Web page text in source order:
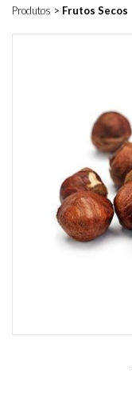
Produtos > Frutos Secos